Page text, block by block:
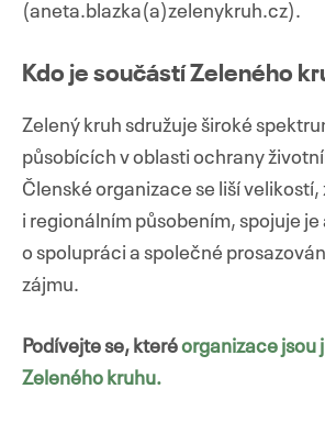
(aneta.blazka(a)zelenykruh.cz).
Kdo je součástí Zeleného
Zelený kruh sdružuje široké
působících v oblasti ochrany
Členské organizace se liší
i regionálním působením, spojuje je
o spolupráci a společné
zájmu.
Podívejte se, kteréorganizace jsou
Zeleného kruhu.